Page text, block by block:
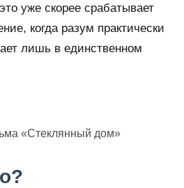
уже скорее срабатывает
когда разум практически
лишь в единственном
«Стеклянный дом»